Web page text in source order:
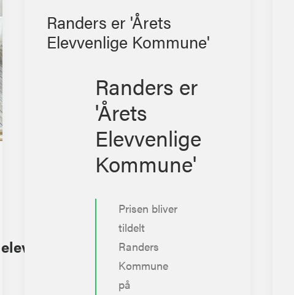
Randers er 'Årets
Elevvenlige Kommune'
Randers er
'Årets
Elevvenlige
Kommune'
Prisen bliver
tildelt
Randers
Kommune
på